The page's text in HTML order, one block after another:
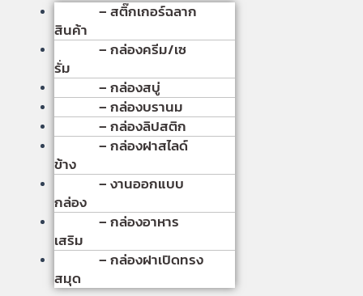
– สติ๊กเกอร์ฉลาก
สินค้า
– กล่องครีม/เซ
รั่ม
– กล่องสบู่
– กล่องบรานม
– กล่องลิปสติก
– กล่องฝาสไลด์
ข้าง
– งานออกแบบ
กล่อง
– กล่องอาหาร
เสริม
– กล่องฝาเปิดทรง
สมุด